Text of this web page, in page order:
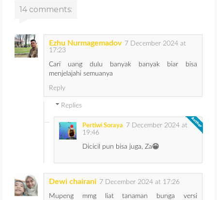
14 comments:
Ezhu Nurmagemadov 7 December 2024 at
17:23
Cari uang dulu banyak banyak biar bisa
menjelajahi semuanya
Reply
Replies
Pertiwi Soraya
7 December 2024 at
19:46
Dicicil pun bisa juga, Za😁
Dewi chairani 7 December 2024 at 17:26
Mupeng mmg liat tanaman bunga versi